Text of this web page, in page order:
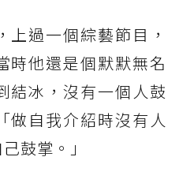
上過一個綜藝節目，
時他還是個默默無名
結冰，沒有一個人鼓
做自我介紹時沒有人
鼓掌。」